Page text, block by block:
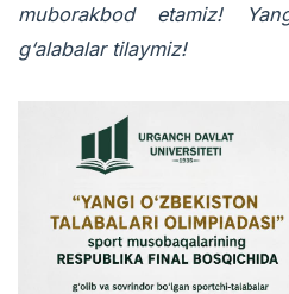
muborakbod etamiz!
g‘alabalar tilaymiz!